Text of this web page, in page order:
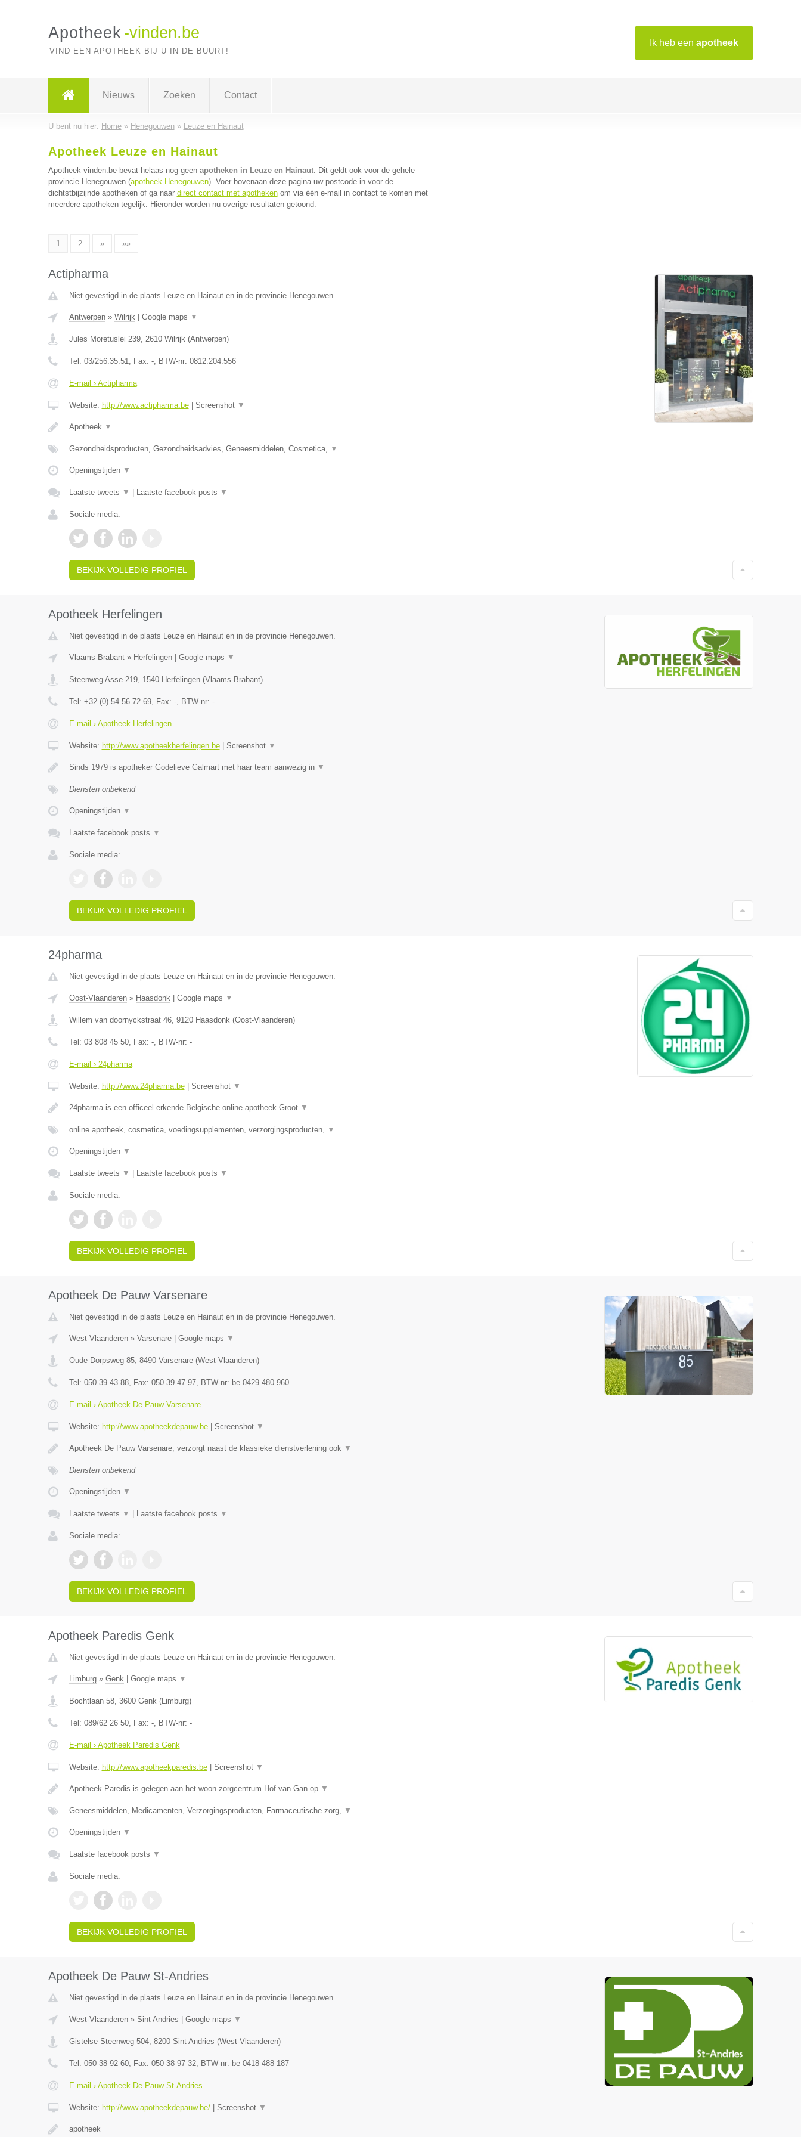
Ik heb een apotheek
Apotheek -vinden.be
VIND EEN APOTHEEK BIJ U IN DE BUURT!
Nieuws Zoeken Contact
U bent nu hier: Home» Henegouwen» Leuze en Hainaut
Apotheek Leuze en Hainaut
Apotheek-vinden.be bevat helaas nog geen apotheken in Leuze en Hainaut. Dit geldt ook voor de gehele
provincie Henegouwen (apotheek Henegouwen). Voer bovenaan deze pagina uw postcode in voor de
dichtstbijzijnde apotheken of ga naar direct contact met apothekenom via één e-mail in contact te komen met
meerdere apotheken tegelijk. Hieronder worden nu overige resultaten getoond.
1 2 » »»
Actipharma
Niet gevestigd in de plaats Leuze en Hainaut en in de provincie Henegouwen.
Antwerpen» Wilrijk| Google maps ▼
Jules Moretuslei 239, 2610 Wilrijk(Antwerpen)
Tel: 03/256.35.51, Fax: -, BTW-nr: 0812.204.556
E-mail › Actipharma
Website: http://www.actipharma.be| Screenshot ▼
Apotheek ▼
Gezondheidsproducten, Gezondheidsadvies, Geneesmiddelen, Cosmetica, ▼
Openingstijden ▼
Laatste tweets ▼ Laatste facebook posts ▼
Sociale media:
BEKIJK VOLLEDIG PROFIEL
Apotheek Herfelingen
Niet gevestigd in de plaats Leuze en Hainaut en in de provincie Henegouwen.
Vlaams-Brabant» Herfelingen| Google maps ▼
Steenweg Asse 219, 1540 Herfelingen(Vlaams-Brabant)
Tel: +32 (0) 54 56 72 69, Fax: -, BTW-nr: -
E-mail › Apotheek Herfelingen
Website: http://www.apotheekherfelingen.be| Screenshot ▼
Sinds 1979 is apotheker Godelieve Galmart met haar team aanwezig in ▼
Diensten onbekend
Openingstijden ▼
Laatste facebook posts ▼
Sociale media:
BEKIJK VOLLEDIG PROFIEL
24pharma
Niet gevestigd in de plaats Leuze en Hainaut en in de provincie Henegouwen.
Oost-Vlaanderen» Haasdonk| Google maps ▼
Willem van doornyckstraat 46, 9120 Haasdonk(Oost-Vlaanderen)
Tel: 03 808 45 50, Fax: -, BTW-nr: -
E-mail › 24pharma
Website: http://www.24pharma.be| Screenshot ▼
24pharma is een officeel erkende Belgische online apotheek.Groot ▼
online apotheek, cosmetica, voedingsupplementen, verzorgingsproducten, ▼
Openingstijden ▼
Laatste tweets ▼ Laatste facebook posts ▼
Sociale media:
BEKIJK VOLLEDIG PROFIEL
Apotheek De Pauw Varsenare
Niet gevestigd in de plaats Leuze en Hainaut en in de provincie Henegouwen.
West-Vlaanderen» Varsenare| Google maps ▼
Oude Dorpsweg 85, 8490 Varsenare(West-Vlaanderen)
Tel: 050 39 43 88, Fax: 050 39 47 97, BTW-nr: be 0429 480 960
E-mail › Apotheek De Pauw Varsenare
Website: http://www.apotheekdepauw.be| Screenshot ▼
Apotheek De Pauw Varsenare, verzorgt naast de klassieke dienstverlening ook ▼
Diensten onbekend
Openingstijden ▼
Laatste tweets ▼ Laatste facebook posts ▼
Sociale media:
BEKIJK VOLLEDIG PROFIEL
Apotheek Paredis Genk
Niet gevestigd in de plaats Leuze en Hainaut en in de provincie Henegouwen.
Limburg» Genk| Google maps ▼
Bochtlaan 58, 3600 Genk(Limburg)
Tel: 089/62 26 50, Fax: -, BTW-nr: -
E-mail › Apotheek Paredis Genk
Website: http://www.apotheekparedis.be| Screenshot ▼
Apotheek Paredis is gelegen aan het woon-zorgcentrum Hof van Gan op ▼
Geneesmiddelen, Medicamenten, Verzorgingsproducten, Farmaceutische zorg, ▼
Openingstijden ▼
Laatste facebook posts ▼
Sociale media:
BEKIJK VOLLEDIG PROFIEL
Apotheek De Pauw St-Andries
Niet gevestigd in de plaats Leuze en Hainaut en in de provincie Henegouwen.
West-Vlaanderen» Sint Andries Google maps ▼
Gistelse Steenweg 504, 8200 Sint Andries (West-Vlaanderen)
Tel: 050 38 92 60, Fax: 050 38 97 32, BTW-nr: be 0418 488 187
E-mail › Apotheek De Pauw St-Andries
Website: http://www.apotheekdepauw.be/| Screenshot ▼
apotheek